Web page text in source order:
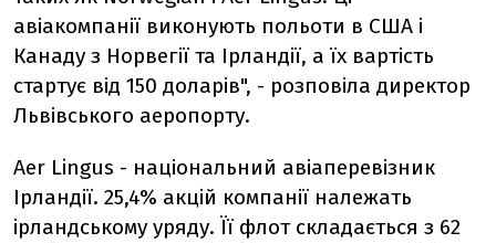
авіакомпанії виконують польоти в США і
Канаду з Норвегії та Ірландії, а їх вартість
стартує від 150 доларів", - розповіла директор
Львівського аеропорту.
Aеr Lingus - національний авіаперевізник
Ірландії. 25,4% акцій компанії належать
ірландському уряду. Її флот складається з 62